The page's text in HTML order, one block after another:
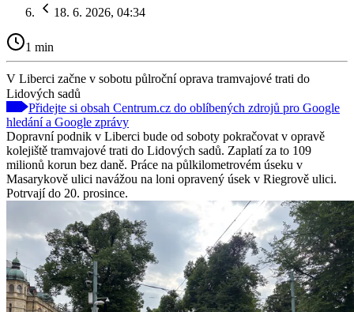
18. 6. 2026, 04:34
1 min
V Liberci začne v sobotu půlroční oprava tramvajové trati do
Lidových sadů
Přidejte si obsah Centrum.cz do oblíbených zdrojů pro Google
hledání a Google zprávy
Dopravní podnik v Liberci bude od soboty pokračovat v opravě
kolejiště tramvajové trati do Lidových sadů. Zaplatí za to 109
milionů korun bez daně. Práce na půlkilometrovém úseku v
Masarykově ulici navážou na loni opravený úsek v Riegrově ulici.
Potrvají do 20. prosince.